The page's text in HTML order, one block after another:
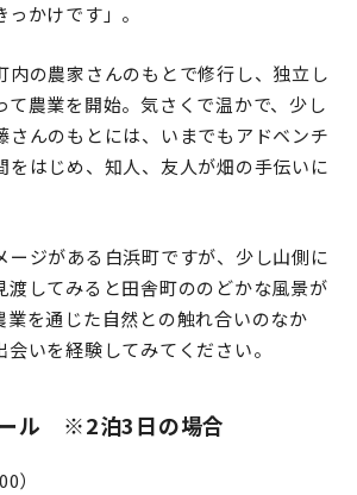
かけです」。
内の農家さんのもとで修行し、独立し
て農業を開始。気さくで温かで、少し
さんのもとには、いまでもアドベンチ
をはじめ、知人、友人が畑の手伝いに
ージがある白浜町ですが、少し山側に
渡してみると田舎町ののどかな風景が
業を通じた自然との触れ合いのなか
いを経験してみてください。
ル ※2泊3日の場合
）